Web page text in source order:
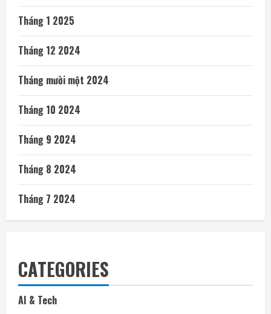
Tháng 1 2025
Tháng 12 2024
Tháng mười một 2024
Tháng 10 2024
Tháng 9 2024
Tháng 8 2024
Tháng 7 2024
CATEGORIES
AI & Tech